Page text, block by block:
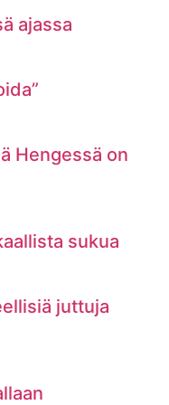
ajassa
Hengessä on
sukua
juttuja